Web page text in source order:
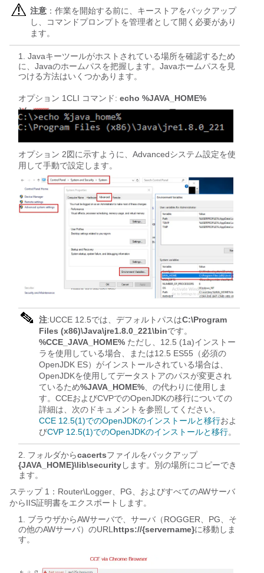
注意 ：作業を開始する前に、キーストアをバックアップ
し、コマンドプロンプトを管理者として開く必要があり
ます。
Javaキーツールがホストされている場所を確認するため
に、Javaのホームパスを把握します。Javaホームパスを見
つける方法はいくつかあります。
オプション 1CLI コマンド: echo %JAVA_HOME%
オプション 2図に示すように、Advancedシステム設定を使
用して手動で設定します。
注:UCCE 12.5では、デフォルトパスはC:\Program
Files (x86)\Java\jre1.8.0_221\binです。
%CCE_JAVA_HOME% ただし、12.5 (1a)インストー
ラを使用している場合、または12.5 ES55（必須の
OpenJDK ES）がインストールされている場合は、
OpenJDKを使用してデータストアのパスが変更され
ているため%JAVA_HOME%、の代わりに使用しま
す。CCEおよびCVPでのOpenJDKの移行についての
詳細は、次のドキュメントを参照してください。
CCE 12.5(1)でのOpenJDKのインストールと移行およ
びCVP 12.5(1)でのOpenJDKのインストールと移行。
フォルダからcacertsファイルをバックアップ
{JAVA_HOME}\lib\securityします。別の場所にコピーでき
ます。
ステップ 1：Router\Logger、PG、およびすべてのAWサーバ
からIIS証明書をエクスポートします。
ブラウザからAWサーバで、サーバ（ROGGER、PG、そ
の他のAWサーバ）のURLhttps://{servername}に移動しま
す。